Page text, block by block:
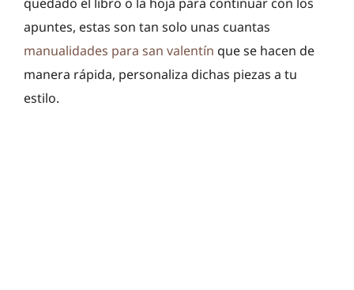
apuntes, estas son tan solo unas cuantas
manualidades para san valentín que se hacen de
manera rápida, personaliza dichas piezas a tu
estilo.